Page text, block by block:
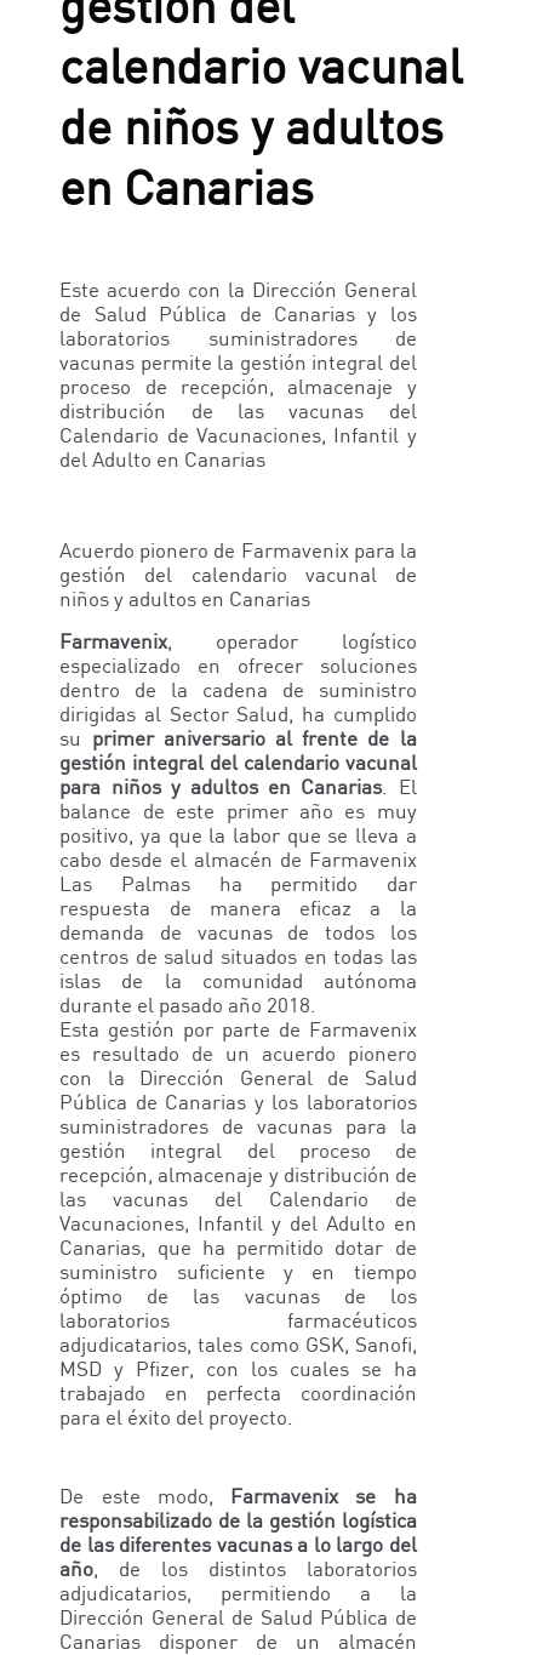
calendario vacunal
de niños y adultos
en Canarias
Este acuerdo con la Dirección General
de Salud Pública de Canarias y los
laboratorios suministradores de
vacunas permite la gestión integral del
proceso de recepción, almacenaje y
distribución de las vacunas del
Calendario de Vacunaciones, Infantil y
del Adulto en Canarias
Acuerdo pionero de Farmavenix para la
gestión del calendario vacunal de
niños y adultos en Canarias
Farmavenix, operador logístico
especializado en ofrecer soluciones
dentro de la cadena de suministro
dirigidas al Sector Salud, ha cumplido
su primer aniversario al frente de la
gestión integral del calendario vacunal
para niños y adultos en Canarias. El
balance de este primer año es muy
positivo, ya que la labor que se lleva a
cabo desde el almacén de Farmavenix
Las Palmas ha permitido dar
respuesta de manera eficaz a la
demanda de vacunas de todos los
centros de salud situados en todas las
islas de la comunidad autónoma
durante el pasado año 2018.
Esta gestión por parte de Farmavenix
es resultado de un acuerdo pionero
con la Dirección General de Salud
Pública de Canarias y los laboratorios
suministradores de vacunas para la
gestión integral del proceso de
recepción, almacenaje y distribución de
las vacunas del Calendario de
Vacunaciones, Infantil y del Adulto en
Canarias, que ha permitido dotar de
suministro suficiente y en tiempo
óptimo de las vacunas de los
laboratorios farmacéuticos
adjudicatarios, tales como GSK, Sanofi,
MSD y Pfizer, con los cuales se ha
trabajado en perfecta coordinación
para el éxito del proyecto.
De este modo, Farmavenix se ha
responsabilizado de la gestión logística
de las diferentes vacunas a lo largo del
año, de los distintos laboratorios
adjudicatarios, permitiendo a la
Dirección General de Salud Pública de
Canarias disponer de un almacén